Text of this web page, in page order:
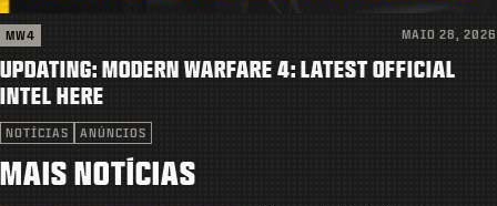
MW4 MAIO 28, 2026
UPDATING: MODERN WARFARE 4: LATEST OFFICIAL
INTEL HERE
NOTÍCIAS ANÚNCIOS
MAIS NOTÍCIAS